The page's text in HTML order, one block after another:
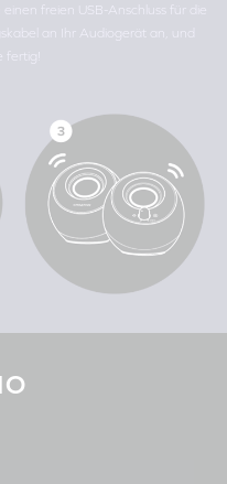
freien USB-Anschluss für die
an Ihr Audiogerät an, und
fertig!